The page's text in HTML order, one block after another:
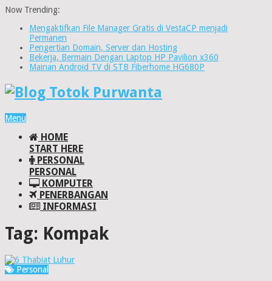
Now Trending:
Mengaktifkan File Manager Gratis di VestaCP menjadi
Permanen
Pengertian Domain, Server dan Hosting
Bekerja, Bermain Dengan Laptop HP Pavilion x360
Mainan Android TV di STB Fiberhome HG680P
Menu
HOME
START HERE
PERSONAL
PERSONAL
KOMPUTER
PENERBANGAN
INFORMASI
Tag: Kompak
Personal